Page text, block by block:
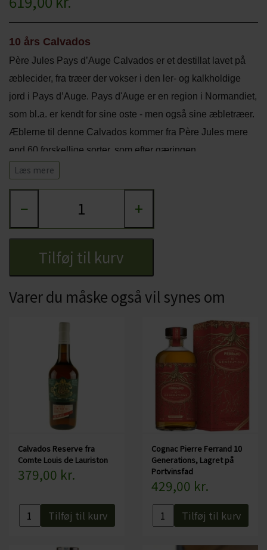
PINOT NOIR
REFOSCO
RIESLING
SCHIOPPETINO
CHOKOLADE, LAKRIDS ETC
CIDER
TONICS OG VAND
JUL OG GLØGG
PÅSKE
10 års Calvados
Père Jules Pays d’Auge Calvados er et destillat lavet på
æblecider, fra træer der vokser i den ler- og kalkholdige
jord i Pays d’Auge. Pays d'Auge er en region i Normandiet,
som bl.a. er kendt for sine oste - men også sine æbletræer.
Æblerne til denne Calvados kommer fra Père Jules mere
end 60 forskellige sorter, som efter gæringen,
dobbeltdestilleres og herefter ligges Calvados'en på
Duft- og smagsnoter:
eftersmag.
Serveringsforslag:
Fx ovenpå et godt måltid. Bør nydes rent.
Område: Normandiet
Lavet på æbler
Alkohol: 41%
Serveres : Rent - fx i forlængelse af et godt måltid
Flaskestørrelse: 70 cl
Læs mere
− +
Tilføj til kurv
Varer du måske også vil synes om
Calvados Reserve fra
Comte Louis de Lauriston
379,00 kr.
Tilføj til kurv
Cognac Pierre Ferrand 10
Generations, Lagret på
Portvinsfad
429,00 kr.
Tilføj til kurv